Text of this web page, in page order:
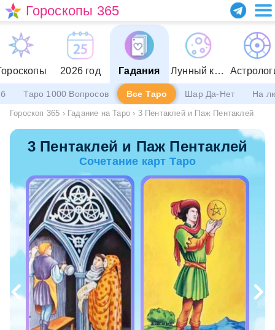
Гороскопы 365
2026 год Гадания Лунный календарь
Таро 1000 Вопросов Все Таро Шар Да-Нет На
Гороскоп 365 › Гадание на Таро › 3 Пентаклей и Паж Пентаклей
3 Пентаклей и Паж Пентаклей
Сочетание карт Таро